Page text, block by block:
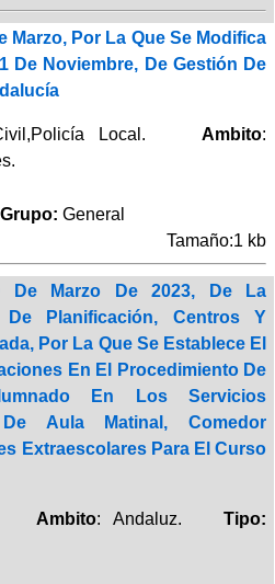
Marzo, Por La Que Se Modifica
De Noviembre, De Gestión De
Local. Ambito:
General
Tamaño:1 kb
De Marzo De 2023, De La
De Planificación, Centros Y
Por La Que Se Establece El
En El Procedimiento De
En Los Servicios
De Aula Matinal, Comedor
Extraescolares Para El Curso
Ambito: Andaluz.Tipo: